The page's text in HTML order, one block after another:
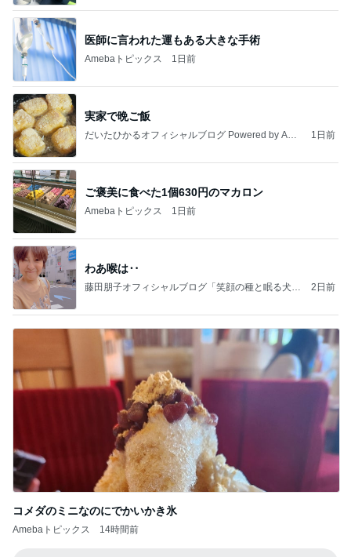
医師に言われた運もある大きな手術
Amebaトピックス 1日前
実家で晩ご飯
だいたひかるオフィシャルブログ Powered by Ame
1日前
ご褒美に食べた1個630円のマカロン
Amebaトピックス 1日前
わあ喉は‥
藤田朋子オフィシャルブログ「笑顔の種と眠る犬」
2日前
コメダのミニなのにでかいかき氷
Amebaトピックス 14時間前